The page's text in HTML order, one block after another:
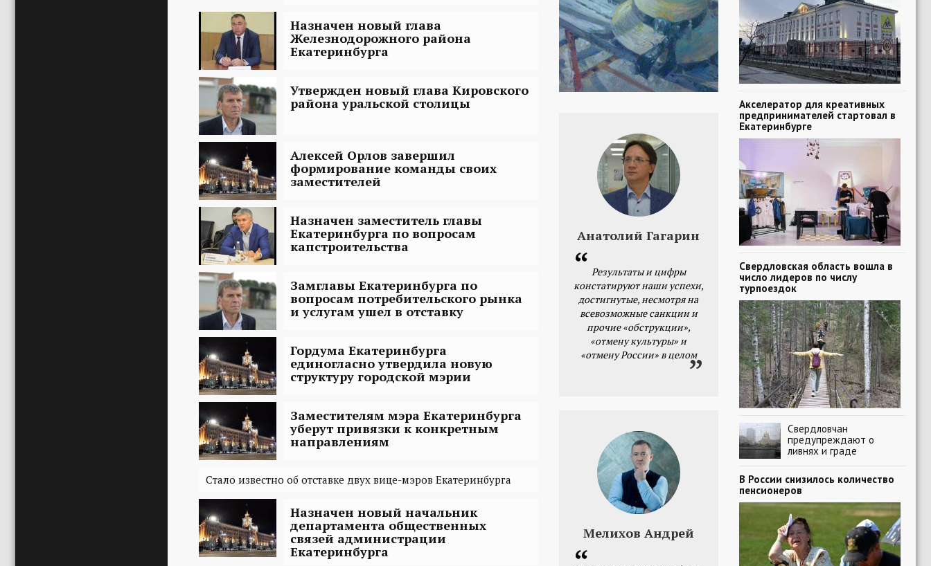
Назначен новый глава
Железнодорожного района
Екатеринбурга
Утвержден новый глава Кировского
района уральской столицы
Алексей Орлов завершил
формирование команды своих
заместителей
Назначен заместитель главы
Екатеринбурга по вопросам
капстроительства
Замглавы Екатеринбурга по
вопросам потребительского рынка
и услугам ушел в отставку
Гордума Екатеринбурга
единогласно утвердила новую
структуру городской мэрии
Заместителям мэра Екатеринбурга
уберут привязки к конкретным
направлениям
Стало известно об отставке двух вице-мэров Екатеринбурга
Назначен новый начальник
департамента общественных
связей администрации
Екатеринбурга
Анатолий Гагарин
Результаты и цифры
констатируют наши успехи,
достигнутые, несмотря на
всевозможные санкции и
прочие «обструкции»,
«отмену культуры» и
«отмену России» в целом
Мелихов Андрей
Акселератор для креативных
предпринимателей стартовал в
Екатеринбурге
Свердловская область вошла в
число лидеров по числу
турпоездок
Свердловчан
предупреждают о
ливнях и граде
В России снизилось количество
пенсионеров